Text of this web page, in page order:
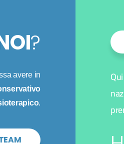
?
avere in
.